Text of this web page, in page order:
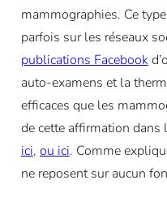
mammographies. Ce
parfois sur les réseaux
publications Facebook
auto-examens et la
efficaces que les
de cette affirmation dans
ici, ou ici. Comme
ne reposent sur aucun